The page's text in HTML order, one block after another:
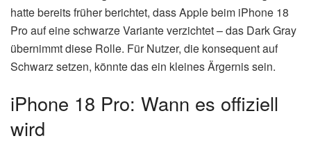
hatte bereits früher berichtet, dass Apple beim iPhone 18
Pro auf eine schwarze Variante verzichtet – das Dark Gray
übernimmt diese Rolle. Für Nutzer, die konsequent auf
Schwarz setzen, könnte das ein kleines Ärgernis sein.
iPhone 18 Pro: Wann es offiziell
wird